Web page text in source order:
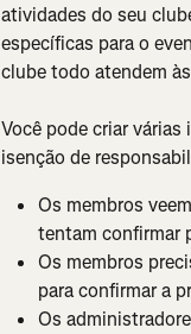
atividades do seu
específicas para o
clube todo atendem
Você pode criar
isenção de
Os membros
tentam confirmar
Os membros
para confirmar a
Os